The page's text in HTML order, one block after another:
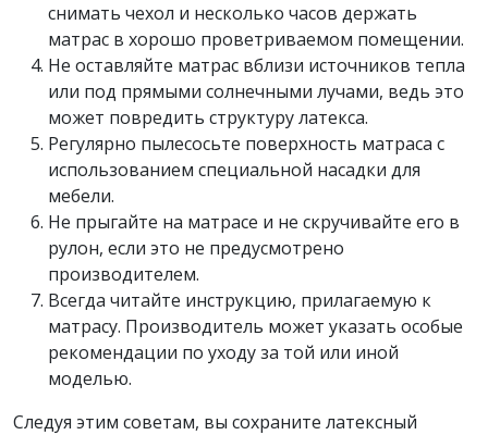
снимать чехол и несколько часов держать
матрас в хорошо проветриваемом помещении.
Не оставляйте матрас вблизи источников тепла
или под прямыми солнечными лучами, ведь это
может повредить структуру латекса.
Регулярно пылесосьте поверхность матраса с
использованием специальной насадки для
мебели.
Не прыгайте на матрасе и не скручивайте его в
рулон, если это не предусмотрено
производителем.
Всегда читайте инструкцию, прилагаемую к
матрасу. Производитель может указать особые
рекомендации по уходу за той или иной
моделью.
Следуя этим советам, вы сохраните латексный